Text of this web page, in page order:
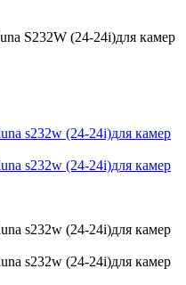
S232W (24-24i)для камер